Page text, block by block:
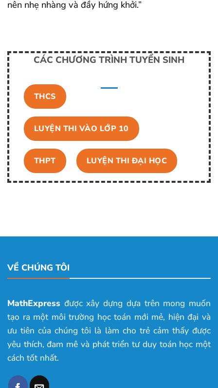
nên nhẹ nhàng và đầy hứng khởi.”
CÁC CHƯƠNG TRÌNH TUYỂN SINH
THCS
LUYỆN THI VÀO LỚP 10
THPT LUYỆN THI ĐẠI HỌC
VỀ CHÚNG TÔI
MathExpress được xây dựng dựa trên mong muốn
tạo ra một môi trường học toán mới mẻ, hiện đại và
ưu tiên của chúng tôi là làm cho trẻ cảm thấy được
yêu thích, đam mê và phát triển tư duy toán học một
cách tốt nhất.